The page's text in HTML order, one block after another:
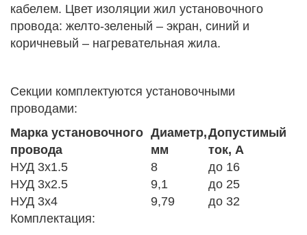
кабелем. Цвет изоляции жил установочного
провода: желто-зеленый – экран, синий и
коричневый – нагревательная жила.
Секции комплектуются установочными
проводами:
Марка установочного
провода
Диаметр,
мм
Допустимый
ток, А
НУД 3х1.5
8
до 16
НУД 3х2.5
9,1
до 25
НУД 3х4
9,79
до 32
Комплектация: